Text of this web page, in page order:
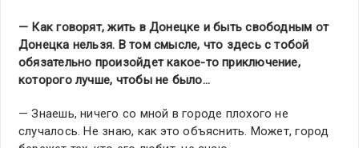
— Как говорят, жить в Донецке и быть свободным от
Донецка нельзя. В том смысле, что здесь с тобой
обязательно произойдет какое-то приключение,
которого лучше, чтобы не было…
— Знаешь, ничего со мной в городе плохого не
случалось. Не знаю, как это объяснить. Может, город